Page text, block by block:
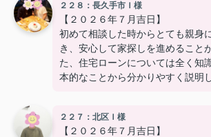
２２８：長久手市Ｉ様
【２０２６年７月吉日】
初めて相談した時からとても親身
き、安心して家探しを進めること
た、住宅ローンについては全く知
本的なことから分かりやすく説明
２２７：北区Ｉ様
【２０２６年７月吉日】